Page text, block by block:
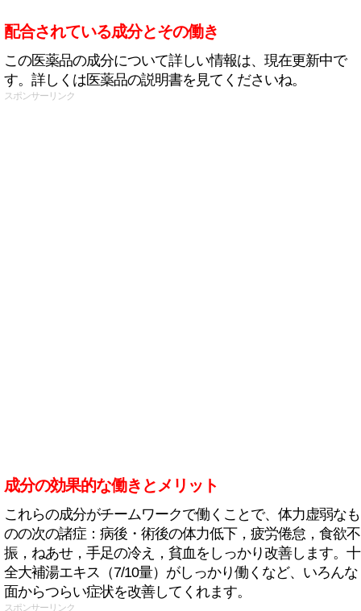
配合されている成分とその働き
この医薬品の成分について詳しい情報は、現在更新中で
す。詳しくは医薬品の説明書を見てくださいね。
スポンサーリンク
成分の効果的な働きとメリット
これらの成分がチームワークで働くことで、体力虚弱なも
のの次の諸症：病後・術後の体力低下，疲労倦怠，食欲不
振，ねあせ，手足の冷え，貧血をしっかり改善します。十
全大補湯エキス（7/10量）がしっかり働くなど、いろんな
面からつらい症状を改善してくれます。
スポンサーリンク